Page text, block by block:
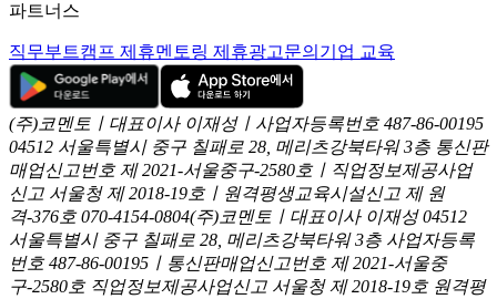
파트너스
직무부트캠프 제휴멘토링 제휴광고문의 기업 교육
(주)코멘토ㅣ대표이사 이재성ㅣ사업자등록번호 487-86-00195
04512 서울특별시 중구 칠패로 28, 메리츠강북타워 3층 통신판
매업신고번호 제 2021-서울중구-2580호ㅣ직업정보제공사업
신고 서울청 제 2018-19호ㅣ원격평생교육시설신고 제 원
격-376호 070-4154-0804(주)코멘토ㅣ대표이사 이재성 04512
서울특별시 중구 칠패로 28, 메리츠강북타워 3층 사업자등록
번호 487-86-00195ㅣ통신판매업신고번호 제 2021-서울중
구-2580호 직업정보제공사업신고 서울청 제 2018-19호 원격평